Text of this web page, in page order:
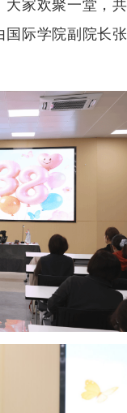
大家欢聚一堂，共
国际学院副院长张